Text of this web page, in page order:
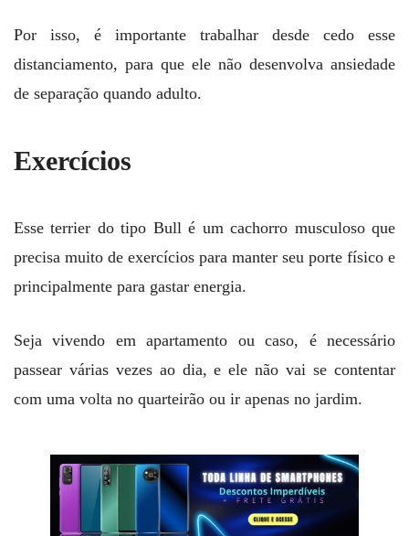
Por isso, é importante trabalhar desde cedo esse
distanciamento, para que ele não desenvolva ansiedade
de separação quando adulto.
Exercícios
Esse terrier do tipo Bull é um cachorro musculoso que
precisa muito de exercícios para manter seu porte físico e
principalmente para gastar energia.
Seja vivendo em apartamento ou caso, é necessário
passear várias vezes ao dia, e ele não vai se contentar
com uma volta no quarteirão ou ir apenas no jardim.